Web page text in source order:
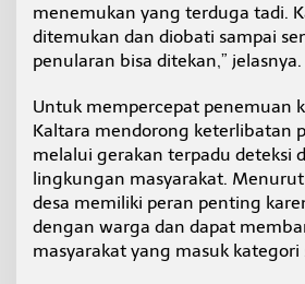
menemukan yang terduga tadi.
ditemukan dan diobati sampai
penularan bisa ditekan,” jelasnya.
Untuk mempercepat penemuan
Kaltara mendorong keterlibatan
melalui gerakan terpadu deteksi
lingkungan masyarakat.
desa memiliki peran penting
dengan warga dan dapat
masyarakat yang masuk kategori